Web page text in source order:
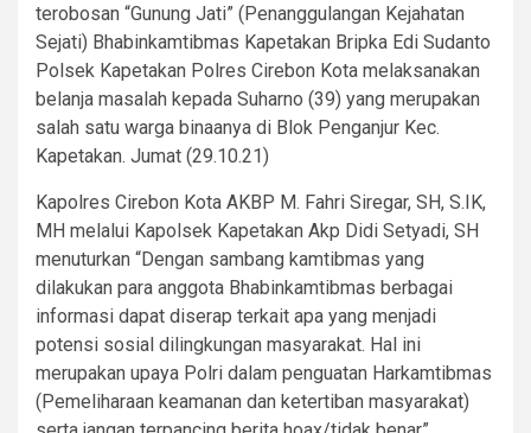
terobosan “Gunung Jati” (Penanggulangan Kejahatan
Sejati) Bhabinkamtibmas Kapetakan Bripka Edi Sudanto
Polsek Kapetakan Polres Cirebon Kota melaksanakan
belanja masalah kepada Suharno (39) yang merupakan
salah satu warga binaanya di Blok Penganjur Kec.
Kapetakan. Jumat (29.10.21)
Kapolres Cirebon Kota AKBP M. Fahri Siregar, SH, S.IK,
MH melalui Kapolsek Kapetakan Akp Didi Setyadi, SH
menuturkan “Dengan sambang kamtibmas yang
dilakukan para anggota Bhabinkamtibmas berbagai
informasi dapat diserap terkait apa yang menjadi
potensi sosial dilingkungan masyarakat. Hal ini
merupakan upaya Polri dalam penguatan Harkamtibmas
(Pemeliharaan keamanan dan ketertiban masyarakat)